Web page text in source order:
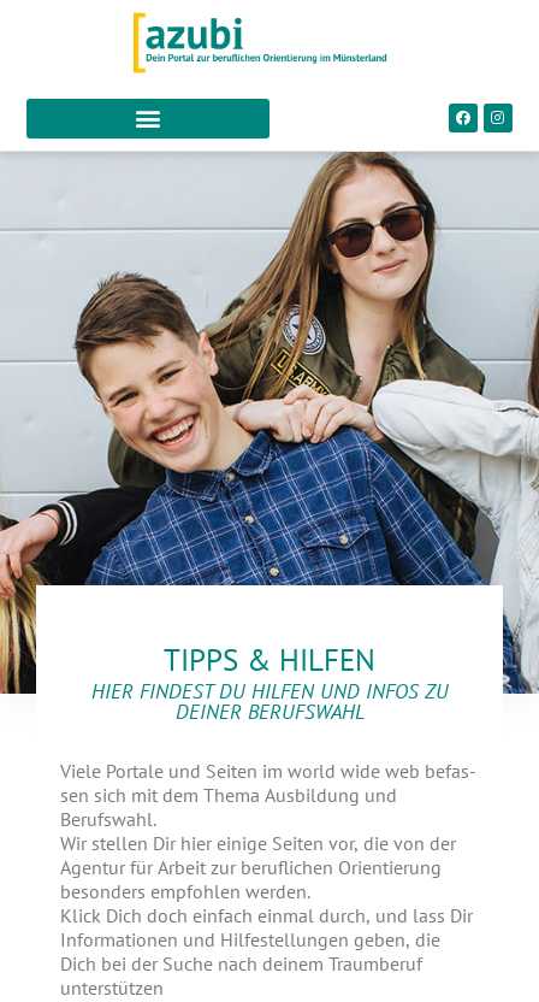
TIPPS & HILFEN
HIER FINDEST DU HILFEN UND INFOS ZU
DEINER BERUFSWAHL
Vie­le Por­ta­le und Sei­ten im world wide web befas­
sen sich mit dem The­ma Aus­bil­dung und
Berufswahl.
Wir stel­len Dir hier eini­ge Sei­ten vor, die von der
Agen­tur für Arbeit zur beruf­li­chen Ori­en­tie­rung
beson­ders emp­foh­len werden.
Klick Dich doch ein­fach ein­mal durch, und lass Dir
Infor­ma­tio­nen und Hil­fe­stel­lun­gen geben, die
Dich bei der Suche nach dei­nem Traum­be­ruf
unterstützen